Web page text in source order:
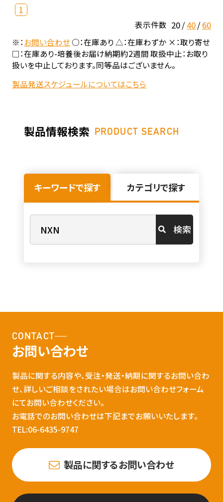
1
表示件数 20 40 60
※：お問い合わせ○：在庫あり △：在庫わずか ×：取り寄せ
□：在庫あり-培養後お届け納期約2週間 取扱中止：お取り
扱いを中止しております。同等品はございません。
製品発送スケジュールについてはこちら
製品情報検索 PRODUCT SEARCH
キーワードで探す カテゴリで探す
検索
CONTACT
お問い合わせ
製品に関する内容や、受注・発送・納期に関するお問い合わ
せ、詳しいご相談をされたい場合はお問い合わせフォーム
にてお問い合わせください。
お電話でのお問い合わせは下記までお願いいたします。
TEL:06-6435-9747
製品に関するお問い合わせ